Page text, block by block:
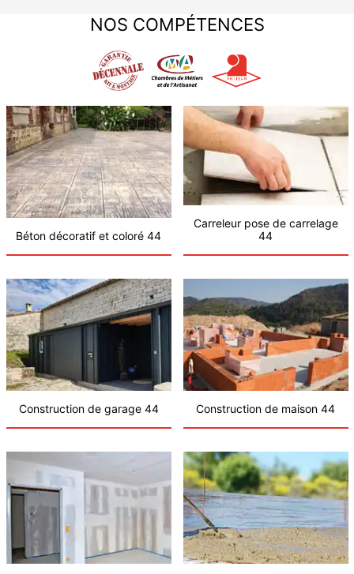
NOS COMPÉTENCES
Béton décoratif et coloré 44
Carreleur pose de carrelage
44
Construction de garage 44 Construction de maison 44